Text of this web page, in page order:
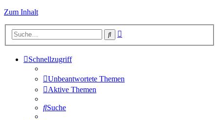
Zum Inhalt
Suche
Schnellzugriff
Unbeantwortete Themen
Aktive Themen
Suche